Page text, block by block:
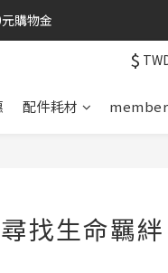
購物金
$
配件耗材 member
找生命羈絆